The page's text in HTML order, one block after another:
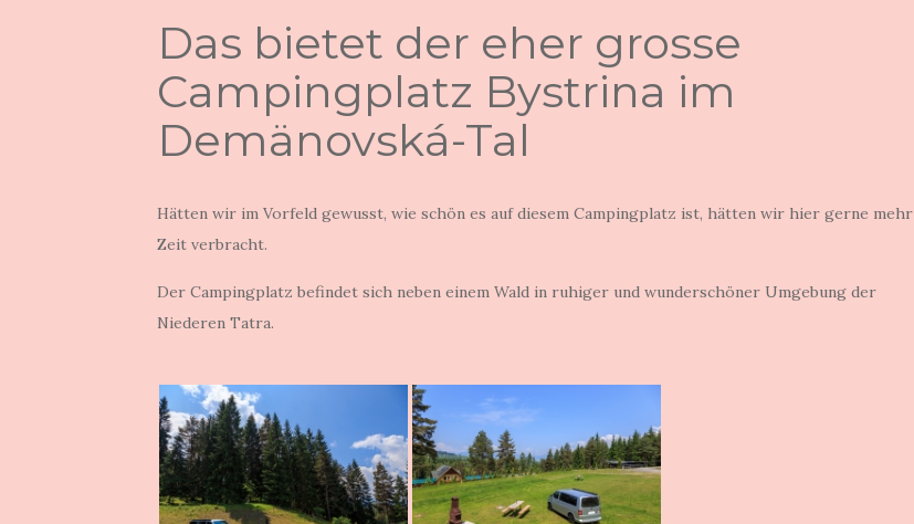
Das bietet der eher grosse
Campingplatz Bystrina im
Demänovská-Tal
Hätten wir im Vorfeld gewusst, wie schön es auf diesem Campingplatz ist, hätten wir hier gerne mehr
Zeit verbracht.
Der Campingplatz befindet sich neben einem Wald in ruhiger und wunderschöner Umgebung der
Niederen Tatra.